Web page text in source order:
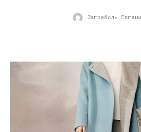
Загребиль